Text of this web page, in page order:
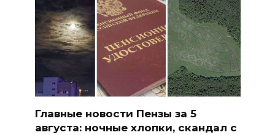
Главные новости Пензы за 5
августа: ночные хлопки, скандал с